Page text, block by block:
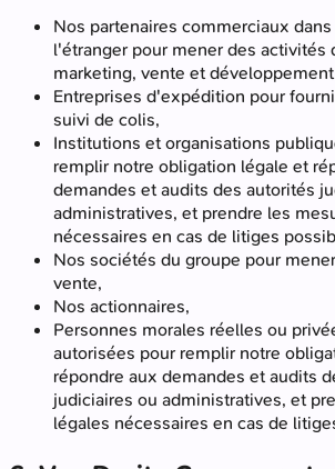
Nos partenaires commerciaux
l'étranger pour mener des activités
marketing, vente et
Entreprises d'expédition pour
suivi de colis,
Institutions et organisations
remplir notre obligation légale et
demandes et audits des autorités
administratives, et prendre les
nécessaires en cas de litiges
Nos sociétés du groupe pour
vente,
Nos actionnaires,
Personnes morales réelles ou
autorisées pour remplir notre
répondre aux demandes et audits
judiciaires ou administratives, et
légales nécessaires en cas de